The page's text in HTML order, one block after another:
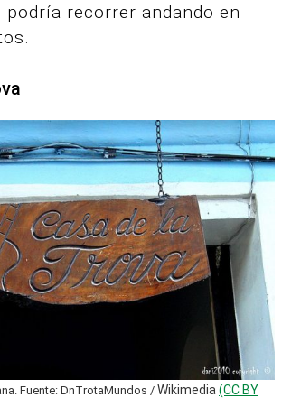
podría recorrer andando en
Fuente: DnTrotaMundos / Wikimedia (CC BY